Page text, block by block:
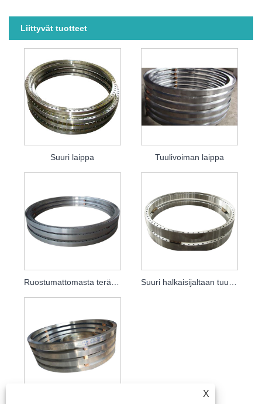
Liittyvät tuotteet
Suuri laippa Tuulivoiman laippa
X